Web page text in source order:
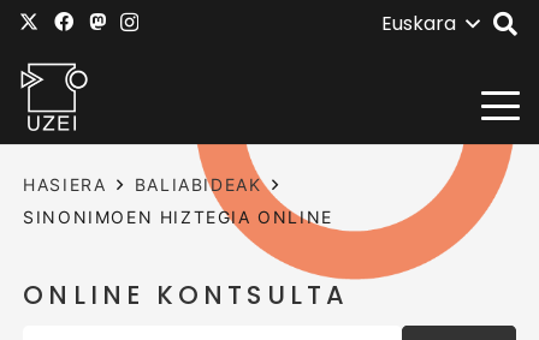
Euskara
HASIERA
BALIABIDEAK
SINONIMOEN HIZTEGIA ONLINE
ONLINE KONTSULTA